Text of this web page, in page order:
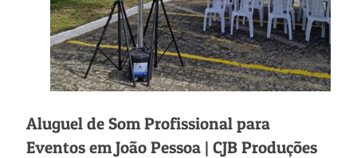
Aluguel de Som Profissional para
Eventos em João Pessoa | CJB Produções